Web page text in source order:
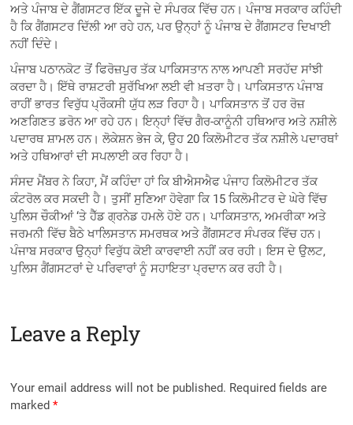
ਅਤੇ ਪੰਜਾਬ ਦੇ ਗੈਂਗਸਟਰ ਇੱਕ ਦੂਜੇ ਦੇ ਸੰਪਰਕ ਵਿੱਚ ਹਨ। ਪੰਜਾਬ ਸਰਕਾਰ ਕਹਿੰਦੀ
ਹੈ ਕਿ ਗੈਂਗਸਟਰ ਦਿੱਲੀ ਆ ਰਹੇ ਹਨ, ਪਰ ਉਨ੍ਹਾਂ ਨੂੰ ਪੰਜਾਬ ਦੇ ਗੈਂਗਸਟਰ ਦਿਖਾਈ
ਨਹੀਂ ਦਿੰਦੇ।
ਪੰਜਾਬ ਪਠਾਨਕੋਟ ਤੋਂ ਫਿਰੋਜ਼ਪੁਰ ਤੱਕ ਪਾਕਿਸਤਾਨ ਨਾਲ ਆਪਣੀ ਸਰਹੱਦ ਸਾਂਝੀ
ਕਰਦਾ ਹੈ। ਇੱਥੇ ਰਾਸ਼ਟਰੀ ਸੁਰੱਖਿਆ ਲਈ ਵੀ ਖ਼ਤਰਾ ਹੈ। ਪਾਕਿਸਤਾਨ ਪੰਜਾਬ
ਰਾਹੀਂ ਭਾਰਤ ਵਿਰੁੱਧ ਪ੍ਰੌਕਸੀ ਯੁੱਧ ਲੜ ਰਿਹਾ ਹੈ। ਪਾਕਿਸਤਾਨ ਤੋਂ ਹਰ ਰੋਜ਼
ਅਣਗਿਣਤ ਡਰੋਨ ਆ ਰਹੇ ਹਨ। ਇਨ੍ਹਾਂ ਵਿੱਚ ਗੈਰ-ਕਾਨੂੰਨੀ ਹਥਿਆਰ ਅਤੇ ਨਸ਼ੀਲੇ
ਪਦਾਰਥ ਸ਼ਾਮਲ ਹਨ। ਲੋਕੇਸ਼ਨ ਭੇਜ ਕੇ, ਉਹ 20 ਕਿਲੋਮੀਟਰ ਤੱਕ ਨਸ਼ੀਲੇ ਪਦਾਰਥਾਂ
ਅਤੇ ਹਥਿਆਰਾਂ ਦੀ ਸਪਲਾਈ ਕਰ ਰਿਹਾ ਹੈ।
ਸੰਸਦ ਮੈਂਬਰ ਨੇ ਕਿਹਾ, ਮੈਂ ਕਹਿੰਦਾ ਹਾਂ ਕਿ ਬੀਐਸਐਫ ਪੰਜਾਹ ਕਿਲੋਮੀਟਰ ਤੱਕ
ਕੰਟਰੋਲ ਕਰ ਸਕਦੀ ਹੈ। ਤੁਸੀਂ ਸੁਣਿਆ ਹੋਵੇਗਾ ਕਿ 15 ਕਿਲੋਮੀਟਰ ਦੇ ਘੇਰੇ ਵਿੱਚ
ਪੁਲਿਸ ਚੌਕੀਆਂ ‘ਤੇ ਹੈੱਡ ਗ੍ਰਨੇਡ ਹਮਲੇ ਹੋਏ ਹਨ। ਪਾਕਿਸਤਾਨ, ਅਮਰੀਕਾ ਅਤੇ
ਜਰਮਨੀ ਵਿੱਚ ਬੈਠੇ ਖਾਲਿਸਤਾਨ ਸਮਰਥਕ ਅਤੇ ਗੈਂਗਸਟਰ ਸੰਪਰਕ ਵਿੱਚ ਹਨ।
ਪੰਜਾਬ ਸਰਕਾਰ ਉਨ੍ਹਾਂ ਵਿਰੁੱਧ ਕੋਈ ਕਾਰਵਾਈ ਨਹੀਂ ਕਰ ਰਹੀ। ਇਸ ਦੇ ਉਲਟ,
ਪੁਲਿਸ ਗੈਂਗਸਟਰਾਂ ਦੇ ਪਰਿਵਾਰਾਂ ਨੂੰ ਸਹਾਇਤਾ ਪ੍ਰਦਾਨ ਕਰ ਰਹੀ ਹੈ।
Leave a Reply
Your email address will not be published. Required fields are
marked*